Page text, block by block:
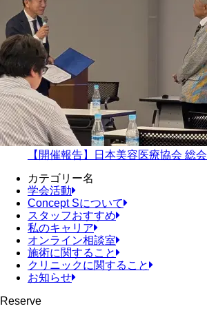
【開催報告】日本美容医療協会 総会
カテゴリー名
学会活動
Concept Sについて
スタッフおすすめ
私のキャリア
オンライン相談室
施術に関すること
クリニックに関すること
お知らせ
Reserve